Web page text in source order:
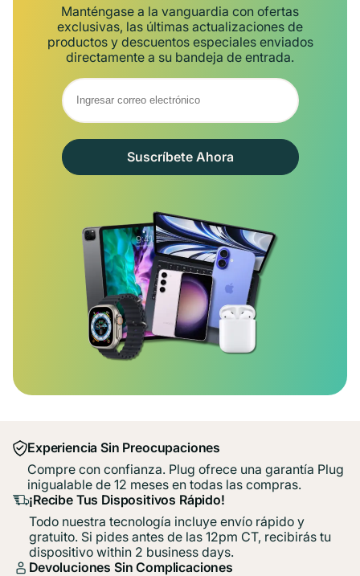
Manténgase a la vanguardia con ofertas
exclusivas, las últimas actualizaciones de
productos y descuentos especiales enviados
directamente a su bandeja de entrada.
Suscríbete Ahora
Experiencia Sin Preocupaciones
Compre con confianza. Plug ofrece una garantía Plug
inigualable de 12 meses en todas las compras.
¡Recibe Tus Dispositivos Rápido!
Todo nuestra tecnología incluye envío rápido y
gratuito. Si pides antes de las 12pm CT, recibirás tu
dispositivo within 2 business days.
Devoluciones Sin Complicaciones